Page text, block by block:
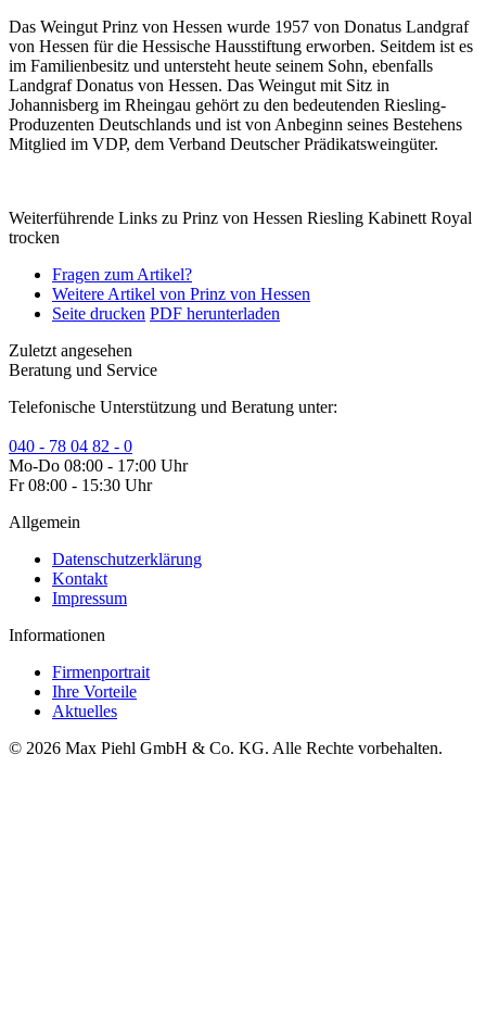
Das Weingut Prinz von Hessen wurde 1957 von Donatus Landgraf
von Hessen für die Hessische Hausstiftung erworben. Seitdem ist es
im Familienbesitz und untersteht heute seinem Sohn, ebenfalls
Landgraf Donatus von Hessen. Das Weingut mit Sitz in
Johannisberg im Rheingau gehört zu den bedeutenden Riesling-
Produzenten Deutschlands und ist von Anbeginn seines Bestehens
Mitglied im VDP, dem Verband Deutscher Prädikatsweingüter.
Weiterführende Links zu Prinz von Hessen Riesling Kabinett Royal
trocken
Fragen zum Artikel?
Weitere Artikel von Prinz von Hessen
Seite drucken PDF herunterladen
Zuletzt angesehen
Beratung und Service
Telefonische Unterstützung und Beratung unter:
040 - 78 04 82 - 0
Mo-Do 08:00 - 17:00 Uhr
Fr 08:00 - 15:30 Uhr
Allgemein
Datenschutzerklärung
Kontakt
Impressum
Informationen
Firmenportrait
Ihre Vorteile
Aktuelles
© 2026 Max Piehl GmbH & Co. KG. Alle Rechte vorbehalten.